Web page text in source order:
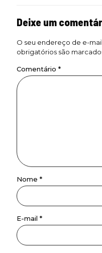
Deixe um
O seu endereço de e-
obrigatórios são
Comentário *
Nome *
E-mail *